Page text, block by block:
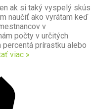
ak si taký vyspelý skús
naučiť ako vyrátam keď
v
počty v určitých
percentá prírastku alebo
viac »